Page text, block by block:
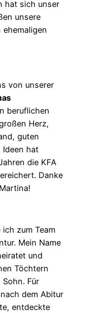
hat sich unser
unsere
ehemaligen
von unserer
beruflichen
Herz,
guten
hat
die KFA
Danke
zum Team
Mein Name
und
Töchtern
Für
dem Abitur
entdeckte